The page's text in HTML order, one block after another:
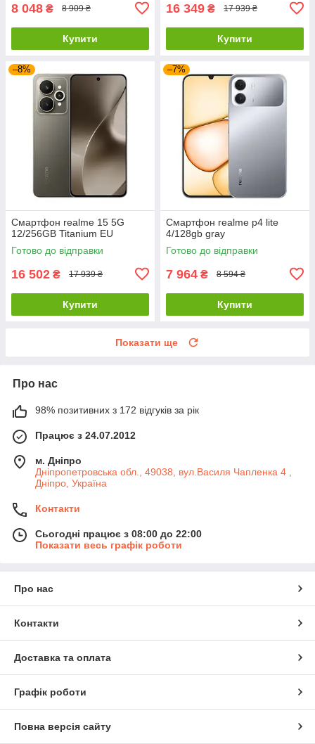
8 048 ₴ 8 909 ₴
Купити
16 349 ₴ 17 939 ₴
Купити
–8%
Смартфон realme 15 5G
12/256GB Titanium EU
Готово до відправки
16 502 ₴ 17 939 ₴
Купити
–7%
Смартфон realme p4 lite
4/128gb gray
Готово до відправки
7 964 ₴ 8 594 ₴
Купити
Показати ще
Про нас
98% позитивних з 172 відгуків за рік
Працює з 24.07.2012
м. Дніпро
Дніпропетровська обл., 49038, вул.Василя Чапленка 4 ,
Дніпро, Україна
Контакти
Сьогодні працює з 08:00 до 22:00
Показати весь графік роботи
Про нас
Контакти
Доставка та оплата
Графік роботи
Повна версія сайту